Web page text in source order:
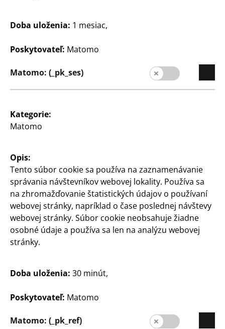
Odmerné lyžičky
súprava po 4 ks, 4 rôzne
plastu, vhodné do
umývačky riadu
Stierka na cesto
zo silikónu, rôzne farby
Domácnosť
výlevkou, rôzne farby
1
Domácnosť
Doba uloženia: 1 mesiac,
Poskytovateľ: Matomo
Matomo: (_pk_ses)
Kategorie:
Matomo
Opis:
Tento súbor cookie sa používa na zaznamenávanie
správania návštevníkov webovej lokality. Používa sa
na zhromažďovanie štatistických údajov o používaní
webovej stránky, napríklad o čase poslednej návštevy
webovej stránky. Súbor cookie neobsahuje žiadne
osobné údaje a používa sa len na analýzu webovej
stránky.
Doba uloženia: 30 minút,
Poskytovateľ: Matomo
Matomo: (_pk_ref)